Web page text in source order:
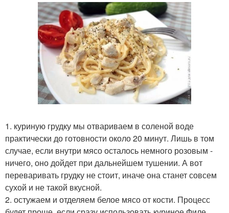
1. куриную грудку мы отвариваем в соленой воде
практически до готовности около 20 минут. Лишь в том
случае, если внутри мясо осталось немного розовым -
ничего, оно дойдет при дальнейшем тушении. А вот
переваривать грудку не стоит, иначе она станет совсем
сухой и не такой вкусной.
2. остужаем и отделяем белое мясо от кости. Процесс